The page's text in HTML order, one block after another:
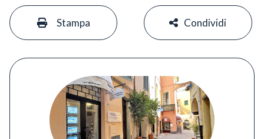
Stampa Condividi